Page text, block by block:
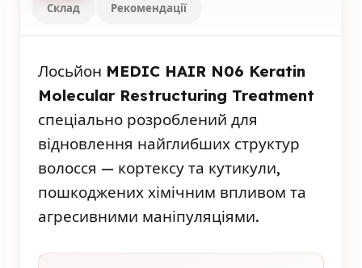
Склад Рекомендації
Лосьйон MEDIC HAIR N06 Keratin
Molecular Restructuring Treatment
спеціально розроблений для
відновлення найглибших структур
волосся — кортексу та кутикули,
пошкоджених хімічним впливом та
агресивними маніпуляціями.